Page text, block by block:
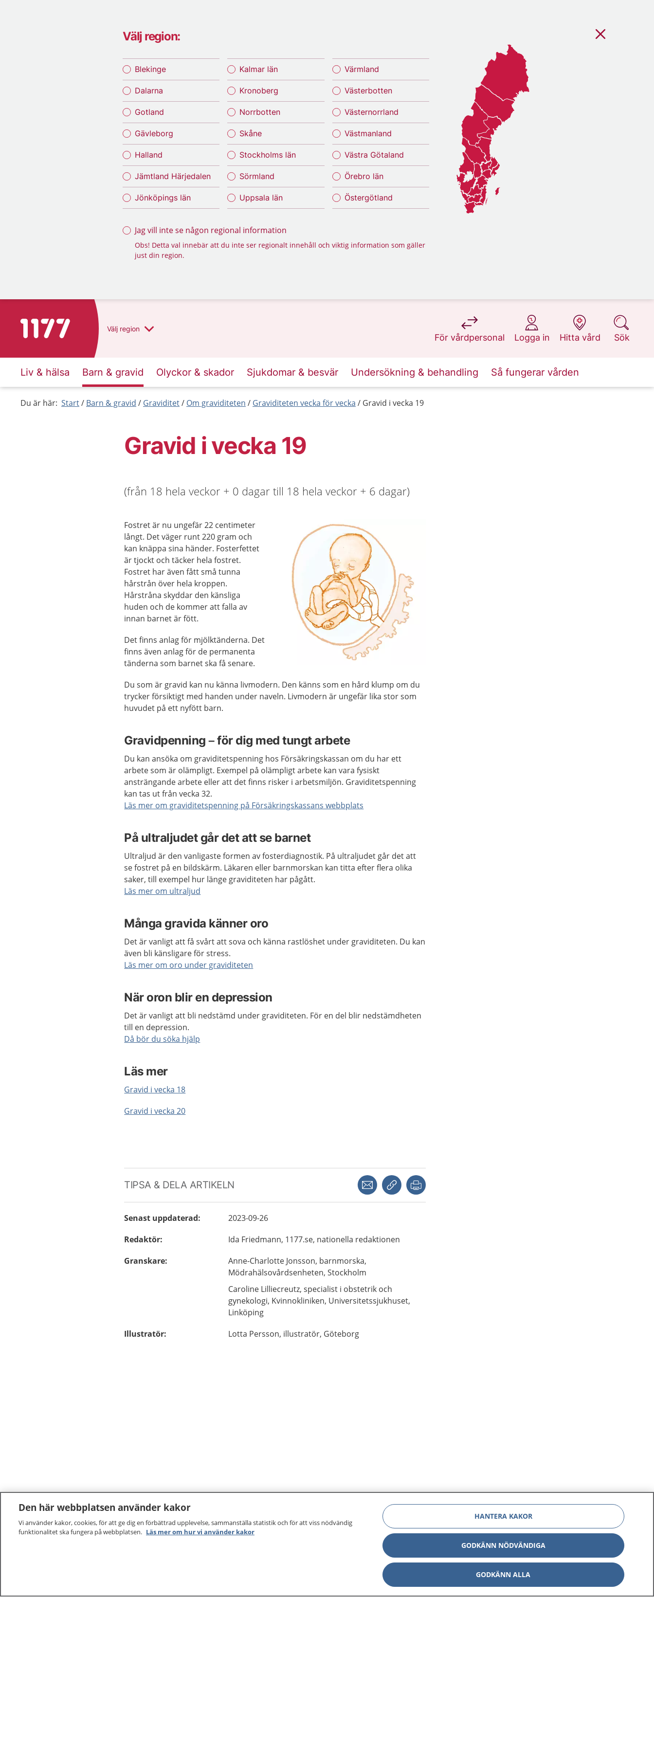
Välj region:
Blekinge
Dalarna
Gotland
Gävleborg
Halland
Jämtland Härjedalen
Jönköpings län
Kalmar län
Kronoberg
Norrbotten
Skåne
Stockholms län
Sörmland
Uppsala län
Värmland
Västerbotten
Västernorrland
Västmanland
Västra Götaland
Örebro län
Östergötland
Jag vill inte se någon regional information
Obs! Detta val innebär att du inte ser regionalt innehåll och viktig information som gäller
just din region.
Till startsidan för 1177 Välj region
För vårdpersonal
på 1177.se
Logga in
på 1177.se
Hitta vård
på 1177.se
Sök
på 1177.se
Liv & hälsa Barn & gravid Olyckor & skador Sjukdomar & besvär Undersökning & behandling Så fungerar vården
Du är här: Start Barn & gravid Graviditet Om graviditeten Graviditeten vecka för vecka Gravid i vecka 19
Gravid i vecka 19
(från 18 hela veckor + 0 dagar till 18 hela veckor + 6 dagar)
Fostret är nu ungefär 22 centimeter
långt. Det väger runt 220 gram och
kan knäppa sina händer. Fosterfettet
är tjockt och täcker hela fostret.
Fostret har även fått små tunna
hårstrån över hela kroppen.
Hårstråna skyddar den känsliga
huden och de kommer att falla av
innan barnet är fött.
Det finns anlag för mjölktänderna. Det
finns även anlag för de permanenta
tänderna som barnet ska få senare.
Du som är gravid kan nu känna livmodern. Den känns som en hård klump om du
trycker försiktigt med handen under naveln. Livmodern är ungefär lika stor som
huvudet på ett nyfött barn.
Gravidpenning – för dig med tungt arbete
Du kan ansöka om graviditetspenning hos Försäkringskassan om du har ett
arbete som är olämpligt. Exempel på olämpligt arbete kan vara fysiskt
ansträngande arbete eller att det finns risker i arbetsmiljön. Graviditetspenning
kan tas ut från vecka 32.
Läs mer om graviditetspenning på Försäkringskassans webbplats
På ultraljudet går det att se barnet
Ultraljud är den vanligaste formen av fosterdiagnostik. På ultraljudet går det att
se fostret på en bildskärm. Läkaren eller barnmorskan kan titta efter flera olika
saker, till exempel hur länge graviditeten har pågått.
Läs mer om ultraljud
Många gravida känner oro
Det är vanligt att få svårt att sova och känna rastlöshet under graviditeten. Du kan
även bli känsligare för stress.
Läs mer om oro under graviditeten
När oron blir en depression
Det är vanligt att bli nedstämd under graviditeten. För en del blir nedstämdheten
till en depression.
Då bör du söka hjälp
Läs mer
Gravid i vecka 18
Gravid i vecka 20
TIPSA & DELA ARTIKELN Dela via mejlKopiera länk
Senast uppdaterad:
2023-09-26
Redaktör: Ida Friedmann, 1177.se, nationella redaktionen
Granskare: Anne-Charlotte Jonsson, barnmorska,
Mödrahälsovårdsenheten, Stockholm
Caroline Lilliecreutz, specialist i obstetrik och
gynekologi, Kvinnokliniken, Universitetssjukhuset,
Linköping
Illustratör: Lotta Persson, illustratör, Göteborg
Den här webbplatsen använder kakor
Vi använder kakor, cookies, för att ge dig en förbättrad upplevelse, sammanställa statistik och för att viss nödvändig
funktionalitet ska fungera på webbplatsen. Läs mer om hur vi använder kakor
HANTERA KAKOR
GODKÄNN NÖDVÄNDIGA
GODKÄNN ALLA